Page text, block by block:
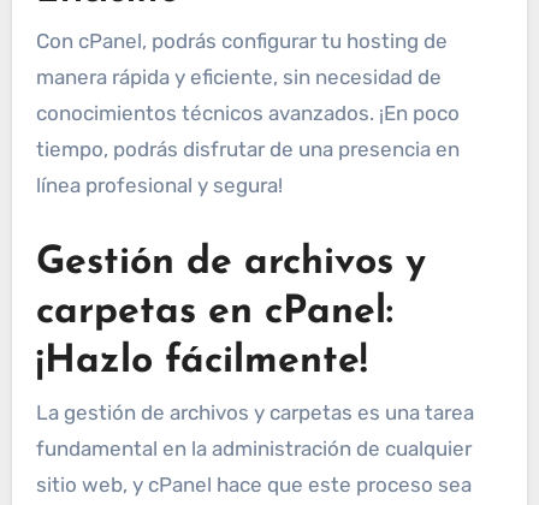
Con cPanel, podrás configurar tu hosting de
manera rápida y eficiente, sin necesidad de
conocimientos técnicos avanzados. ¡En poco
tiempo, podrás disfrutar de una presencia en
línea profesional y segura!
Gestión de archivos y
carpetas en cPanel:
¡Hazlo fácilmente!
La gestión de archivos y carpetas es una tarea
fundamental en la administración de cualquier
sitio web, y cPanel hace que este proceso sea